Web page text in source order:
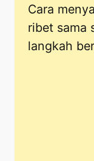
Cara
ribet sama
langkah